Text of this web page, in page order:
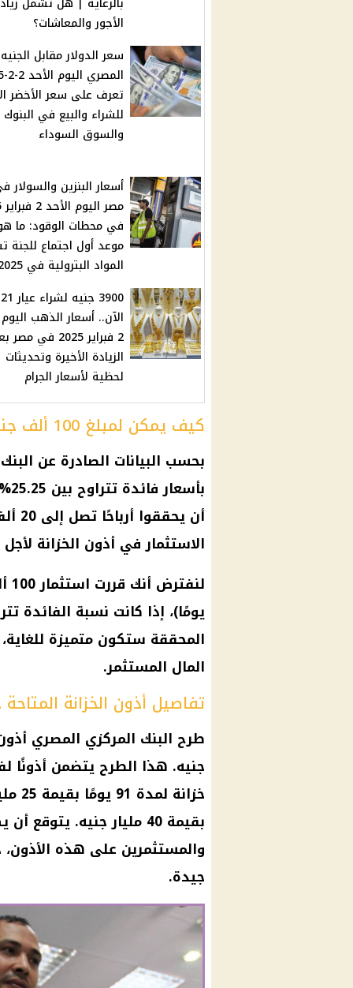
الأجور والمعاشات؟
سعر الدولار مقابل الجنيه
تعرف على سعر الأخضر
للشراء والبيع في البنوك
والسوق السوداء
أسعار البنزين والسولار
في محطات الوقود: ما
موعد أول اجتماع للجنة
المواد البترولية في 2025؟
3900 جنيه لشراء عيار 21
الآن.. أسعار الذهب
2 فبراير 2025 في
الزيادة الأخيرة وتحديثات
لحظية لأسعار الجرام
كيف يمكن لمبلغ 100 ألف جنيه أن يحقق أرباحًا كبيرة؟
بحسب البيانات الصادرة عن
أن
الاستثمار في أذون الخزانة لأجل 273 يومًا (حوالي 9 أشهر).
المال المستثمر.
تفاصيل أذون الخزانة المتاحة
جنيه. هذا الطرح يتضمن أذونًا
بقيمة 40 مليار جنيه.
والمستثمرين على هذه
جيدة.